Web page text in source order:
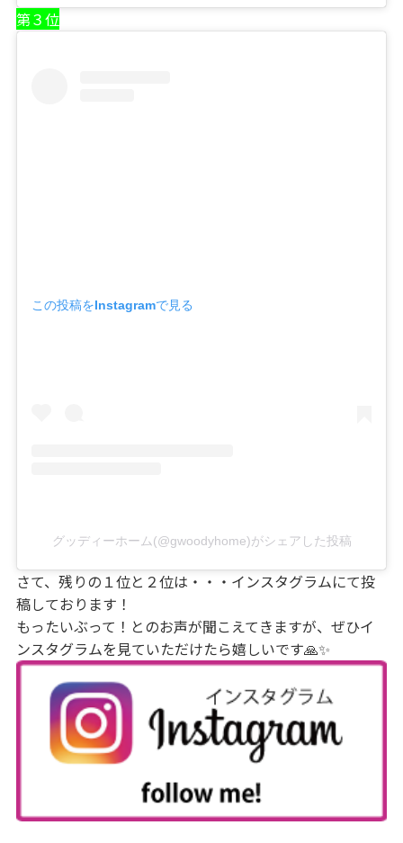
第３位
この投稿をInstagramで見る
グッディーホーム(@gwoodyhome)がシェアした投稿
さて、残りの１位と２位は・・・インスタグラムにて投
稿しております！
もったいぶって！とのお声が聞こえてきますが、ぜひイ
ンスタグラムを見ていただけたら嬉しいです🙏✨